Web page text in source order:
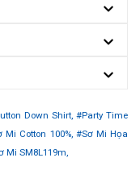
Down Shirt, #Party Time
Mi Cotton 100%, #Sơ Mi Họa
Mi SM8L119m,